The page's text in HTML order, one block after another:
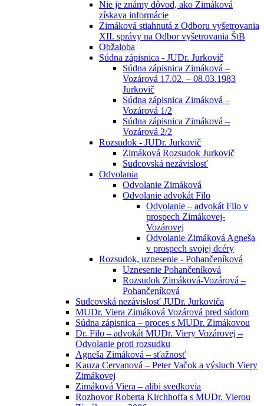
Nie je známy dôvod, ako Zimáková
získava informácie
Zimáková stiahnutá z Odboru vyšetrovania
XII. správy na Odbor vyšetrovania ŠtB
Obžaloba
Súdna zápisnica - JUDr. Jurkovič
Súdna zápisnica Zimáková –
Vozárová 17.02. – 08.03.1983
Jurkovič
Súdna zápisnica Zimáková –
Vozárová 1/2
Súdna zápisnica Zimáková –
Vozárová 2/2
Rozsudok - JUDr. Jurkovič
Zimáková Rozsudok Jurkovič
Sudcovská nezávislosť
Odvolania
Odvolanie Zimáková
Odvolanie advokát Filo
Odvolanie – advokát Filo v
prospech Zimákovej-
Vozárovej
Odvolanie Zimáková Agneša
v prospech svojej dcéry
Rozsudok, uznesenie - Pohančeníková
Uznesenie Pohančeníková
Rozsudok Zimáková-Vozárová –
Pohančeníková
Sudcovská nezávislosť JUDr. Jurkoviča
MUDr. Viera Zimáková Vozárová pred súdom
Súdna zápisnica – proces s MUDr. Zimákovou
Dr. Filo – advokát MUDr. Viery Vozárovej –
Odvolanie proti rozsudku
Agneša Zimáková – sťažnosť
Kauza Cervanová – Peter Vačok a výsluch Viery
Zimákovej
Zimáková Viera – alibi svedkovia
Rozhovor Roberta Kirchhoffa s MUDr. Vierou